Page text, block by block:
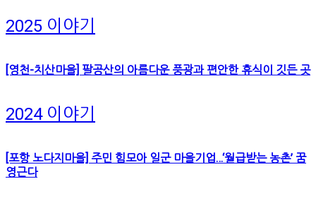
2025 이야기
[영천-치산마을] 팔공산의 아름다운 풍광과 편안한 휴식이 깃든 곳
2024 이야기
[포항 노다지마을] 주민 힘모아 일군 마을기업…‘월급받는 농촌’ 꿈
영근다